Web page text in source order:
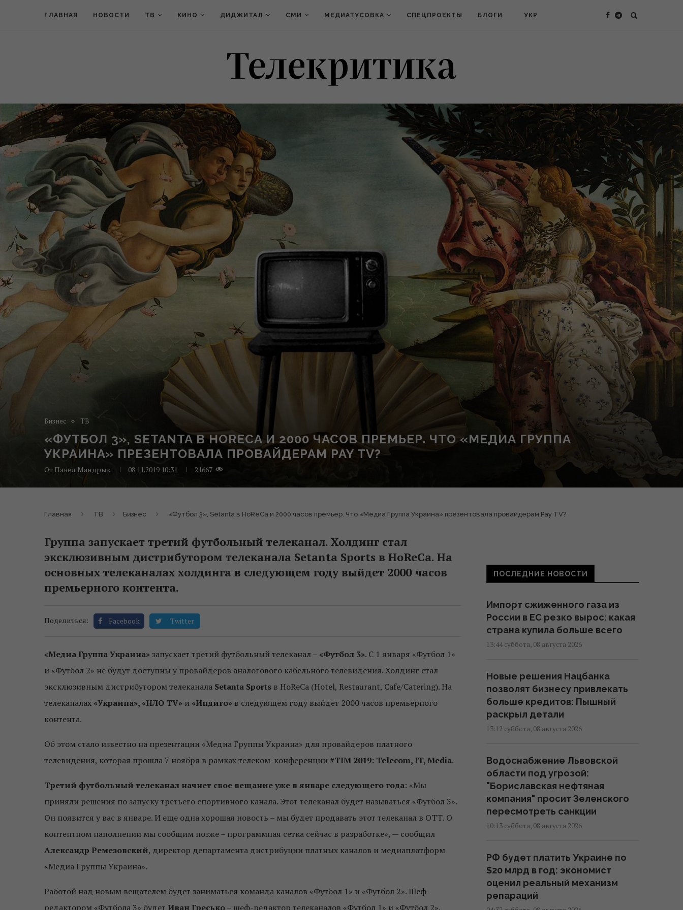
ГЛАВНАЯ НОВОСТИ ТВ КИНО ДИДЖИТАЛ СМИ МЕДИАТУСОВКА СПЕЦПРОЕКТЫ БЛОГИ УКР
Бизнес ТВ
«ФУТБОЛ 3», SETANTA В HORECA И 2000 ЧАСОВ ПРЕМЬЕР. ЧТО «МЕДИА ГРУППА
УКРАИНА» ПРЕЗЕНТОВАЛА ПРОВАЙДЕРАМ PAY TV?
От Павел Мандрык 08.11.2019 10:31 21667
Главная ТВ Бизнес «Футбол 3», Setanta в HoReCa и 2000 часов премьер. Что «Медиа Группа Украина» презентовала провайдерам Pay TV?
Группа запускает третий футбольный телеканал. Холдинг стал
эксклюзивным дистрибутором телеканала Setanta Sports в HoReCa. На
основных телеканалах холдинга в следующем году выйдет 2000 часов
премьерного контента.
Поделиться: Facebook Twitter
«Медиа Группа Украина» запускает третий футбольный телеканал – «Футбол 3». С 1 января «Футбол 1»
и «Футбол 2» не будут доступны у провайдеров аналогового кабельного телевидения. Холдинг стал
эксклюзивным дистрибутором телеканала Setanta Sports в HoReCa (Hotel, Restaurant, Cafe/Catering). На
телеканалах «Украина», «НЛО TV» и «Индиго» в следующем году выйдет 2000 часов премьерного
контента.
Об этом стало известно на презентации «Медиа Группы Украина» для провайдеров платного
телевидения, которая прошла 7 ноября в рамках телеком-конференции #TIM 2019: Telecom, IT, Media.
Третий футбольный телеканал начнет свое вещание уже в январе следующего года: «Мы
приняли решения по запуску третьего спортивного канала. Этот телеканал будет называться «Футбол 3».
Он появится у вас в январе. И еще одна хорошая новость – мы будет продавать этот телеканал в ОТТ. О
контентном наполнении мы сообщим позже – программная сетка сейчас в разработке», — сообщил
Александр Ремезовский, директор департамента дистрибуции платных каналов и медиаплатформ
«Медиа Группы Украина».
Работой над новым вещателем будет заниматься команда каналов «Футбол 1» и «Футбол 2». Шеф-
редактором «Футбола 3» будет Иван Гресько– шеф-редактор телеканалов «Футбол 1» и «Футбол 2».
ПОСЛЕДНИЕ НОВОСТИ
Импорт сжиженного газа из
России в ЕС резко вырос: какая
страна купила больше всего
13:44 суббота, 08 августа 2026
Новые решения Нацбанка
позволят бизнесу привлекать
больше кредитов: Пышный
раскрыл детали
13:12 суббота, 08 августа 2026
Водоснабжение Львовской
области под угрозой:
"Бориславская нефтяная
компания" просит Зеленского
пересмотреть санкции
10:13 суббота, 08 августа 2026
РФ будет платить Украине по
$20 млрд в год: экономист
оценил реальный механизм
репараций